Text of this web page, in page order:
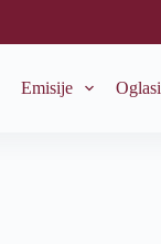
Emisije Oglasi